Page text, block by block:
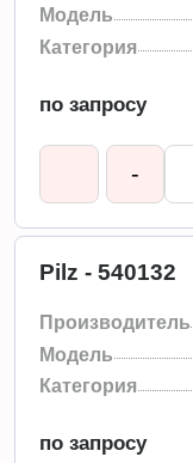
Модель
Категория
по запросу
-
Pilz - 540132
Производитель
Модель
Категория
по запросу